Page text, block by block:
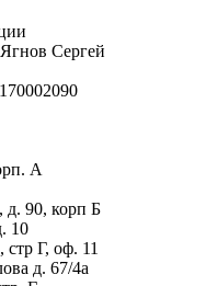
Сергей
А
д. 90, корп Б
10
стр Г, оф. 11
д. 67/4а